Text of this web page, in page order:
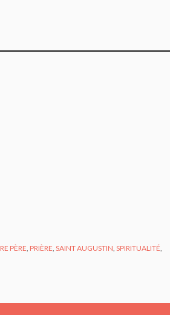
PÈRE ,PRIÈRE ,SAINT AUGUSTIN ,SPIRITUALITÉ